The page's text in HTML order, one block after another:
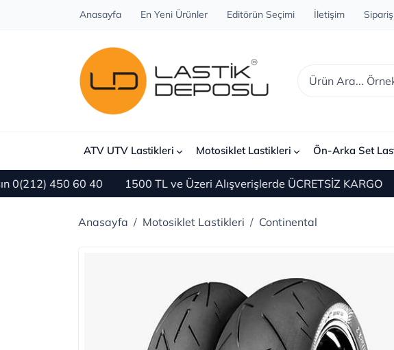
Anasayfa En Yeni Ürünler Editörün Seçimi İletişim
ATV UTV Lastikleri Motosiklet Lastikleri Ön-Arka Set
450 60 40 1500 TL ve Üzeri Alışverişlerde ÜCRETSİZ KARGO
Anasayfa Motosiklet Lastikleri Continental